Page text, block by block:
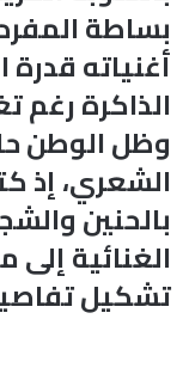
بساطة
أغنياته
الذاكرة رغم
وظل الوطن
الشعري، إذ
بالحنين
الغنائية
تشكيل